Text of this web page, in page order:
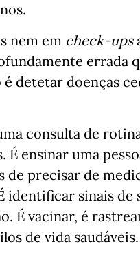
nem em check-ups
errada
detetar doenças
consulta de
É ensinar uma
de precisar de
identificar sinais de
É vacinar, é
de vida saudáveis.